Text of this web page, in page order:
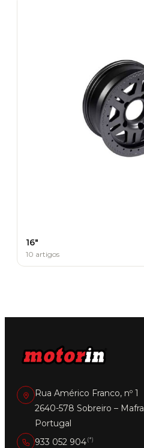
16"
10 artigos
Rua Américo Franco, nº 1
2640-578 Sobreiro – Mafra
Portugal
933 052 904(*)